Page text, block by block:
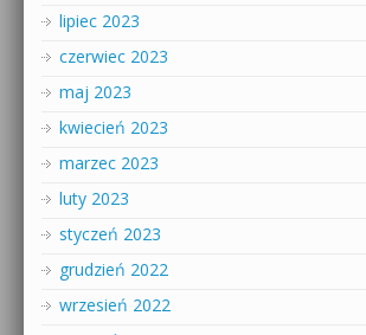
lipiec 2023
czerwiec 2023
maj 2023
kwiecień 2023
marzec 2023
luty 2023
styczeń 2023
grudzień 2022
wrzesień 2022